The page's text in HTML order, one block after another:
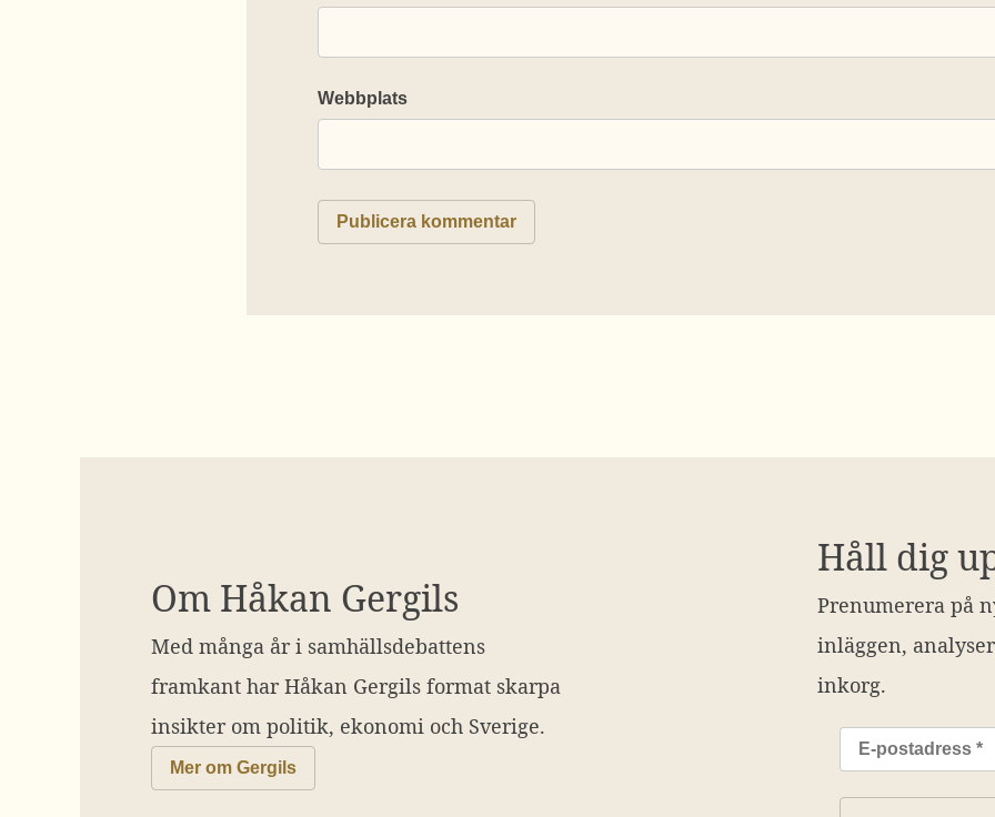
Webbplats
Om Håkan Gergils
Med många år i samhällsdebattens
framkant har Håkan Gergils format skarpa
insikter om politik, ekonomi och Sverige.
Mer om Gergils
Håll dig
Prenumerera på
inläggen,
inkorg.